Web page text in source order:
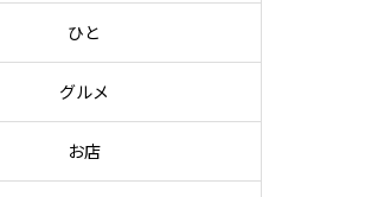
ひと
グルメ
お店